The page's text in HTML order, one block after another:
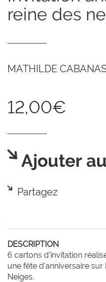
reine des
MATHILDE
12,00€
Ajouter
Partagez
DESCRIPTION
6 cartons d'invitation
une fête d'anniversaire sur
Neiges.